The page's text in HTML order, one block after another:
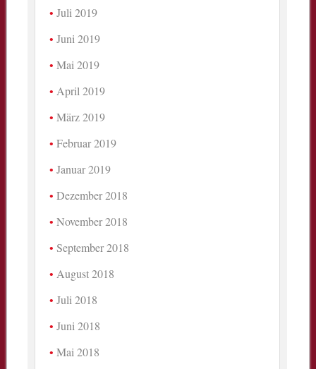
Juli 2019
Juni 2019
Mai 2019
April 2019
März 2019
Februar 2019
Januar 2019
Dezember 2018
November 2018
September 2018
August 2018
Juli 2018
Juni 2018
Mai 2018